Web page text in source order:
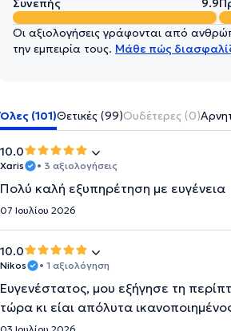
Συνεπής
9.9
Οι αξιολογήσεις γράφονται από
την εμπειρία τους. Μάθε πώς
Όλες (101)Θετικές (99)Ουδέτερες (0)
10.0
Xaris • 3 αξιολογήσεις
Πολύ καλή εξυπηρέτηση με ευγένεια
07 Ιουλίου 2026
10.0
Nikos • 1 αξιολόγηση
Ευγενέστατος, μου εξήγησε τη
τώρα κι είαι απόλυτα